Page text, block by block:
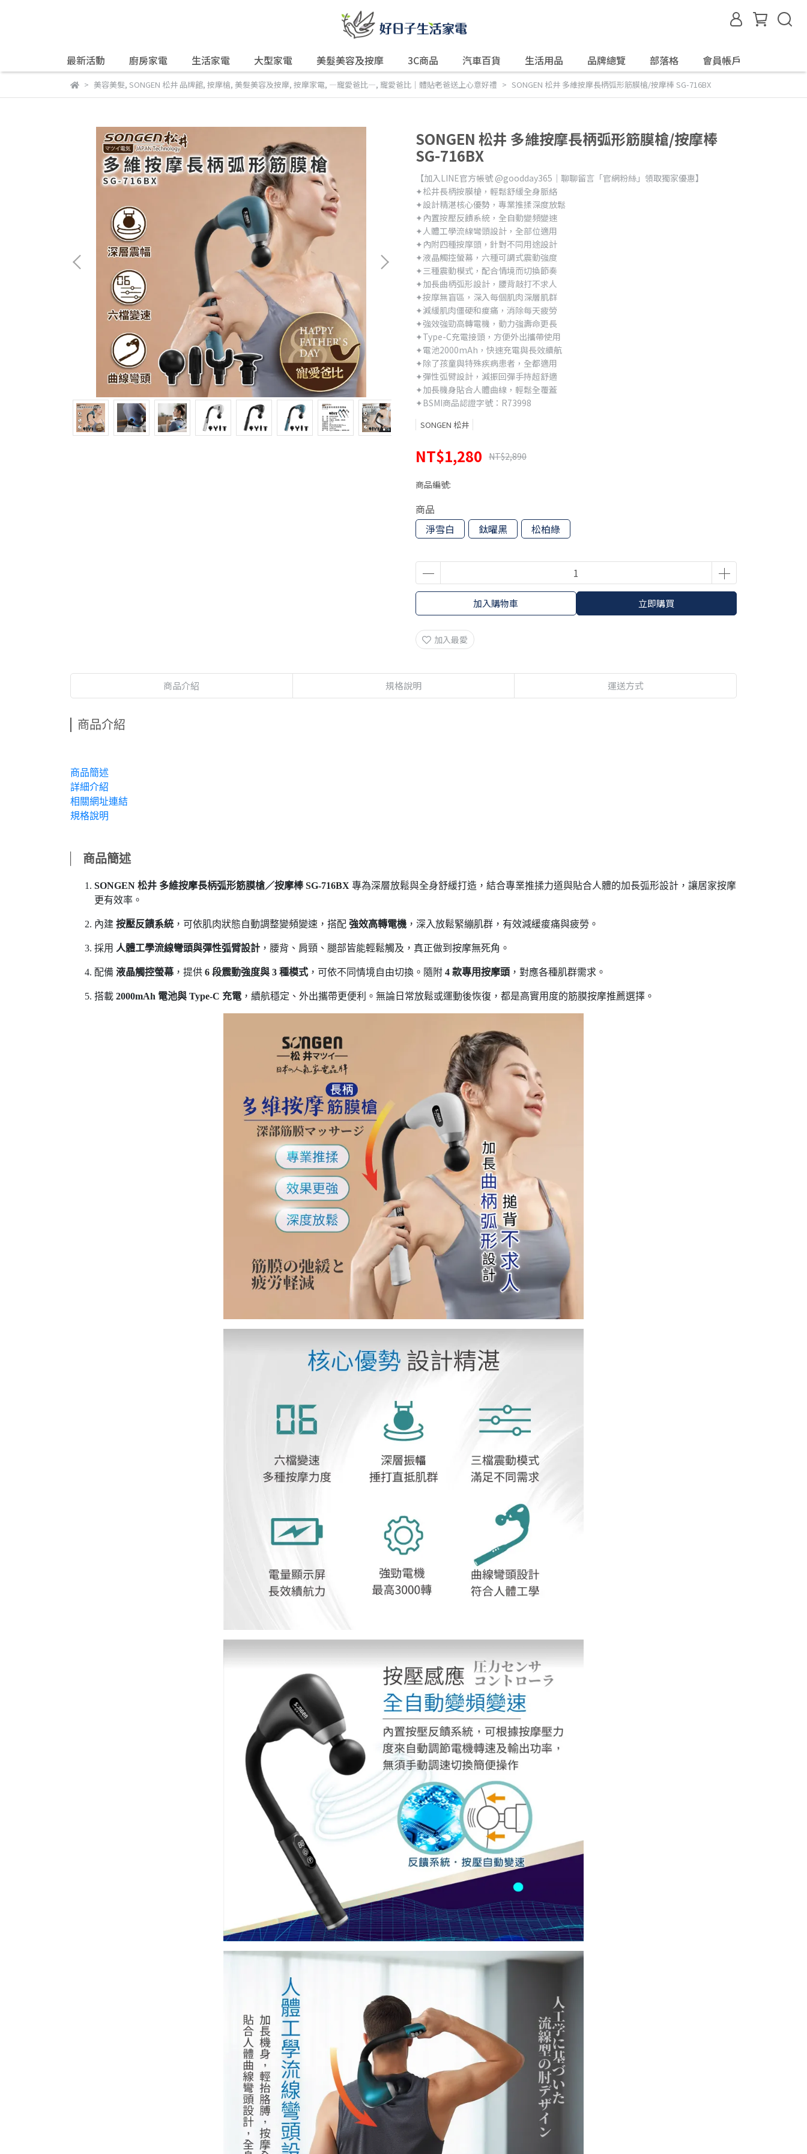
最新活動 廚房家電 生活家電 大型家電 美髮美容及按摩 3C商品 汽車百貨 生活用品 品牌總覽 部落格 會員帳戶
美容美髮, SONGEN 松井 品牌館, 按摩槍, 美髮美容及按摩, 按摩家電, —寵愛爸比—, 寵愛爸比｜體貼老爸送上心意好禮 SONGEN 松井 多維按摩長柄弧形筋膜槍/按摩棒 SG-716BX
SONGEN 松井 多維按摩長柄弧形筋膜槍/按摩棒
SG-716BX
【加入LINE官方帳號 @goodday365｜聊聊留言「官網粉絲」領取獨家優惠】
✦松井長柄按膜槍，輕鬆舒緩全身脈絡
✦設計精湛核心優勢，專業推揉深度放鬆
✦內置按壓反饋系統，全自動變頻變速
✦人體工學流線彎頭設計，全部位適用
✦內附四種按摩頭，針對不同用途設計
✦液晶觸控螢幕，六種可調式震動強度
✦三種震動模式，配合情境而切換節奏
✦加長曲柄弧形設計，腰背敲打不求人
✦按摩無盲區，深入每個肌肉深層肌群
✦減緩肌肉僵硬和痠痛，消除每天疲勞
✦強效強勁高轉電機，動力強壽命更長
✦Type-C充電接頭，方便外出攜帶使用
✦電池2000mAh，快速充電與長效續航
✦除了孩童與特殊疾病患者，全都適用
✦彈性弧臂設計，減振回彈手持超舒適
✦加長機身貼合人體曲線，輕鬆全覆蓋
✦BSMI商品認證字號：R73998
SONGEN 松井
NT$1,280 NT$2,890
商品編號:
商品
淨雪白
鈦曜黑 松柏綠
加入購物車 立即購買
加入最愛
商品介紹 規格說明 運送方式
商品介紹
商品簡述
詳細介紹
相關網址連結
規格說明
商品簡述
SONGEN 松井 多維按摩長柄弧形筋膜槍／按摩棒 SG-716BX 專為深層放鬆與全身舒緩打造，結合專業推揉力道與貼合人體的加長弧形設計，讓居家按摩
更有效率。
內建 按壓反饋系統 ，可依肌肉狀態自動調整變頻變速，搭配 強效高轉電機 ，深入放鬆緊繃肌群，有效減緩痠痛與疲勞。
採用 人體工學流線彎頭與彈性弧臂設計 ，腰背、肩頸、腿部皆能輕鬆觸及，真正做到按摩無死角。
配備 液晶觸控螢幕，提供 6 段震動強度與 3 種模式 ，可依不同情境自由切換。隨附 4 款專用按摩頭 ，對應各種肌群需求。
搭載 2000mAh 電池與 Type-C 充電 ，續航穩定、外出攜帶更便利。無論日常放鬆或運動後恢復，都是高實用度的筋膜按摩推薦選擇。